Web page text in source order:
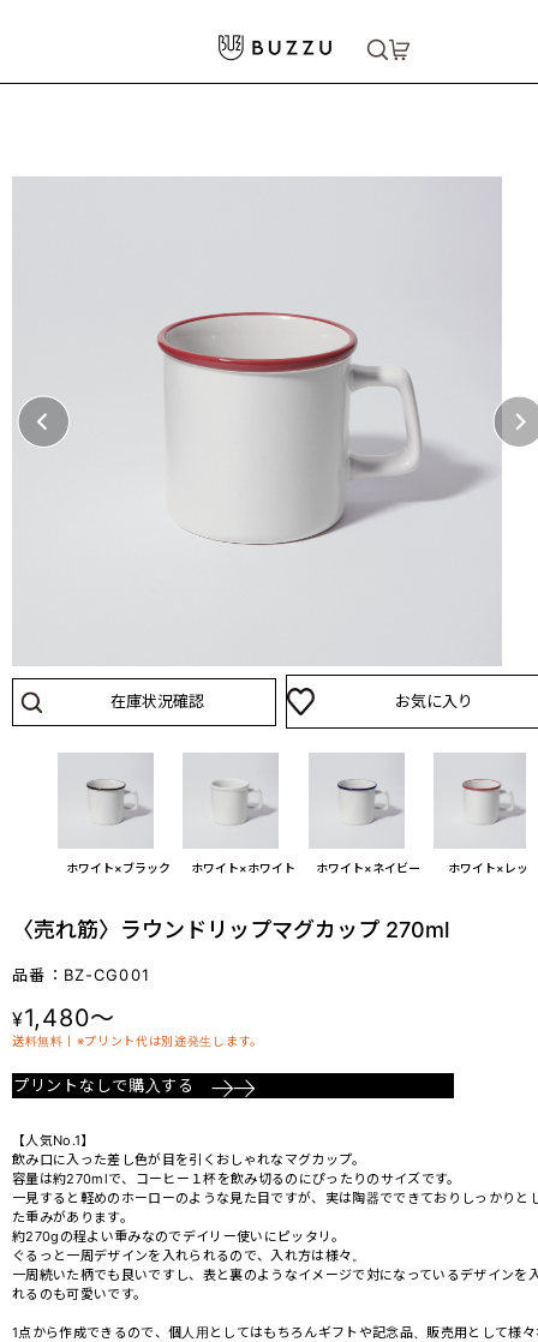
カップ・グラス
〈売れ筋〉ラウンドリップマグカップ 270ml
在庫状況確認 お気に入り
ホワイト×ブラック ホワイト×ホワイト ホワイト×ネイビー ホワイト×レッ
〈売れ筋〉ラウンドリップマグカップ 270ml
品番：BZ-CG001
¥1,480～
送料無料丨※プリント代は別途発生します。
プリントなしで購入する
【人気No.1】
飲み口に入った差し色が目を引くおしゃれなマグカップ。
容量は約270mlで、コーヒー１杯を飲み切るのにぴったりのサイズです。
一見すると軽めのホーローのような見た目ですが、実は陶器でできておりしっかりと
た重みがあります。
約270gの程よい重みなのでデイリー使いにピッタリ。
ぐるっと一周デザインを入れられるので、入れ方は様々。
一周続いた柄でも良いですし、表と裏のようなイメージで対になっているデザインを
れるのも可愛いです。
1点から作成できるので、個人用としてはもちろんギフトや記念品、販売用として様々